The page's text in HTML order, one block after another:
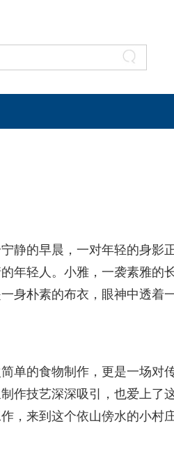
静的早晨，一对年轻的身影
年轻人。小雅，一袭素雅的
身朴素的布衣，眼神中透着
单的食物制作，更是一场对
作技艺深深吸引，也爱上了
，来到这个依山傍水的小村庄